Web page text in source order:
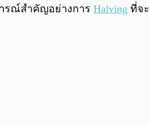
รณ์สำคัญอย่างการ Halving ที่จ